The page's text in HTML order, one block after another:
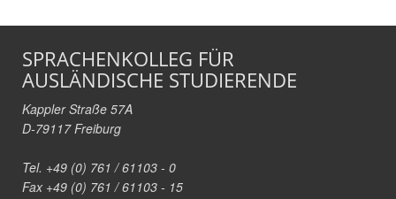
SPRACHENKOLLEG FÜR
AUSLÄNDISCHE STUDIERENDE
Kappler Straße 57A
D-79117 Freiburg
Tel. +49 (0) 761 / 61103 - 0
Fax +49 (0) 761 / 61103 - 15